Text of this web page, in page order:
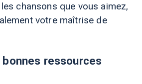
chansons que vous aimez,
votre maîtrise de
ressources